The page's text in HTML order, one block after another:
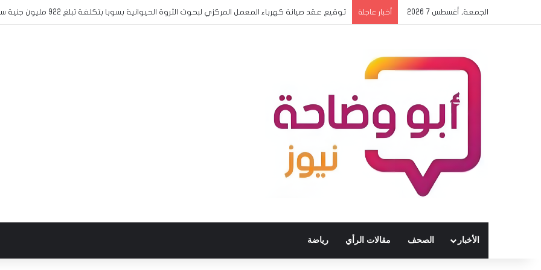
الجمعة, أغسطس 7 2026 أخبار عاجلة بدء وصول بعثات المدارس المشاركة في منافسات البطولة المدرسية الافريقية لكرة القدم الى الخرطوم
الأخبار الصحف مقالات الرأي رياضة